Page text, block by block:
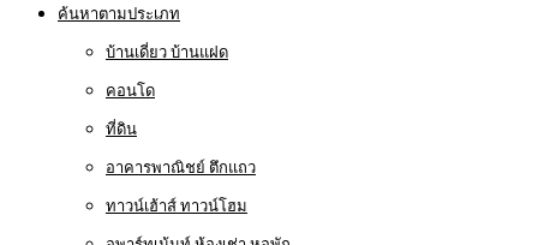
ค้นหาตามประเภท
บ้านเดี่ยว บ้านแฝด
คอนโด
ที่ดิน
อาคารพาณิชย์ ตึกแถว
ทาวน์เฮ้าส์ ทาวน์โฮม